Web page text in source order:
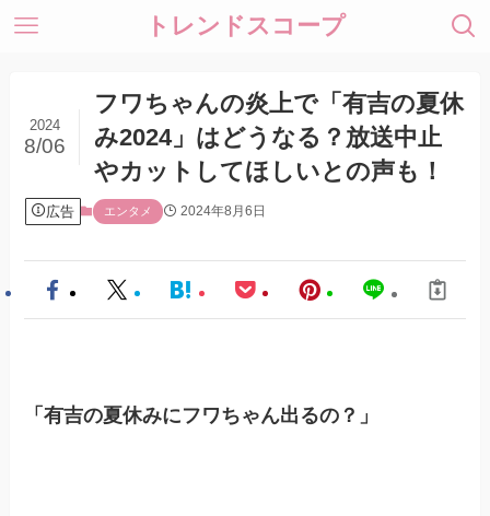
トレンドスコープ
フワちゃんの炎上で「有吉の夏休
み2024」はどうなる？放送中止
やカットしてほしいとの声も！
2024
8/06
広告 エンタメ 2024年8月6日
「有吉の夏休みにフワちゃん出るの？」